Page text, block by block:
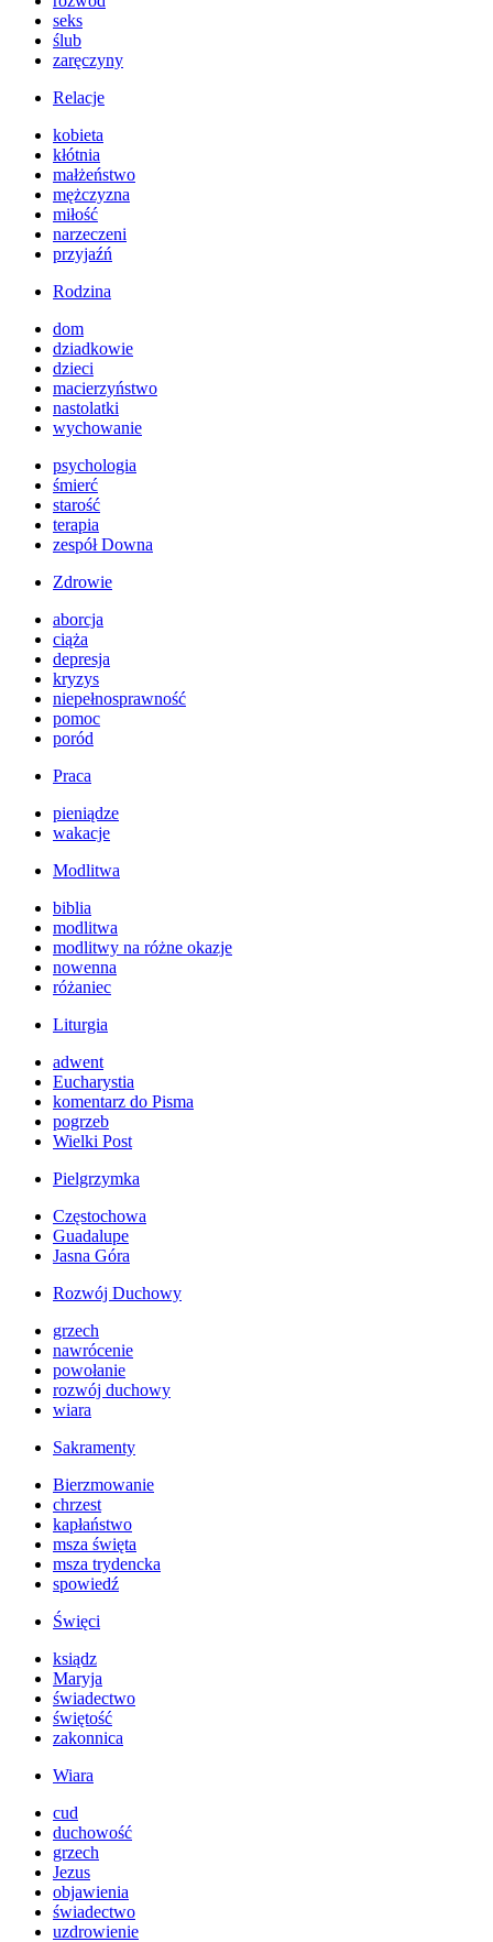
seks
ślub
zaręczyny
Relacje
kobieta
kłótnia
małżeństwo
mężczyzna
miłość
narzeczeni
przyjaźń
Rodzina
dom
dziadkowie
dzieci
macierzyństwo
nastolatki
wychowanie
psychologia
śmierć
starość
terapia
zespół Downa
Zdrowie
aborcja
ciąża
depresja
kryzys
niepełnosprawność
pomoc
poród
Praca
pieniądze
wakacje
Modlitwa
biblia
modlitwa
modlitwy na różne okazje
nowenna
różaniec
Liturgia
adwent
Eucharystia
komentarz do Pisma
pogrzeb
Wielki Post
Pielgrzymka
Częstochowa
Guadalupe
Jasna Góra
Rozwój Duchowy
grzech
nawrócenie
powołanie
rozwój duchowy
wiara
Sakramenty
Bierzmowanie
chrzest
kapłaństwo
msza święta
msza trydencka
spowiedź
Święci
ksiądz
Maryja
świadectwo
świętość
zakonnica
Wiara
cud
duchowość
grzech
Jezus
objawienia
świadectwo
uzdrowienie